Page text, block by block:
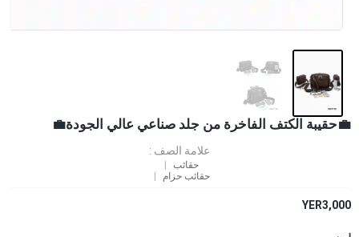
💼حقيبة الكتف الفاخرة من جلد صناعي عالي الجودة💼
علامة الصف :
حقائب
حقائب حزام
YER3,000